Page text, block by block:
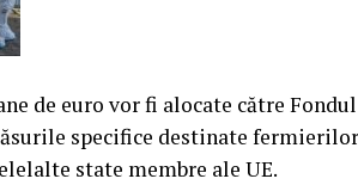
de euro vor fi alocate către
specifice destinate
state membre ale UE.